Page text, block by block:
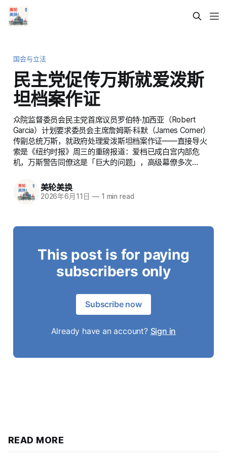
国会与立法
民主党促传万斯就爱泼斯
坦档案作证
众院监督委员会民主党首席议员罗伯特·加西亚（Robert
Garcia）计划要求委员会主席詹姆斯·科默（James Comer）
传副总统万斯，就政府处理爱泼斯坦档案作证——直接导火
索是《纽约时报》周三的重磅报道：爱档已成白宫内部危
机，万斯警告同僚这是「巨大的问题」，高级幕僚多次…
美轮美换
2026年6月11日 —1 min read
This post is for paying
subscribers only
Subscribe now
Already have an account? Sign in
READ MORE